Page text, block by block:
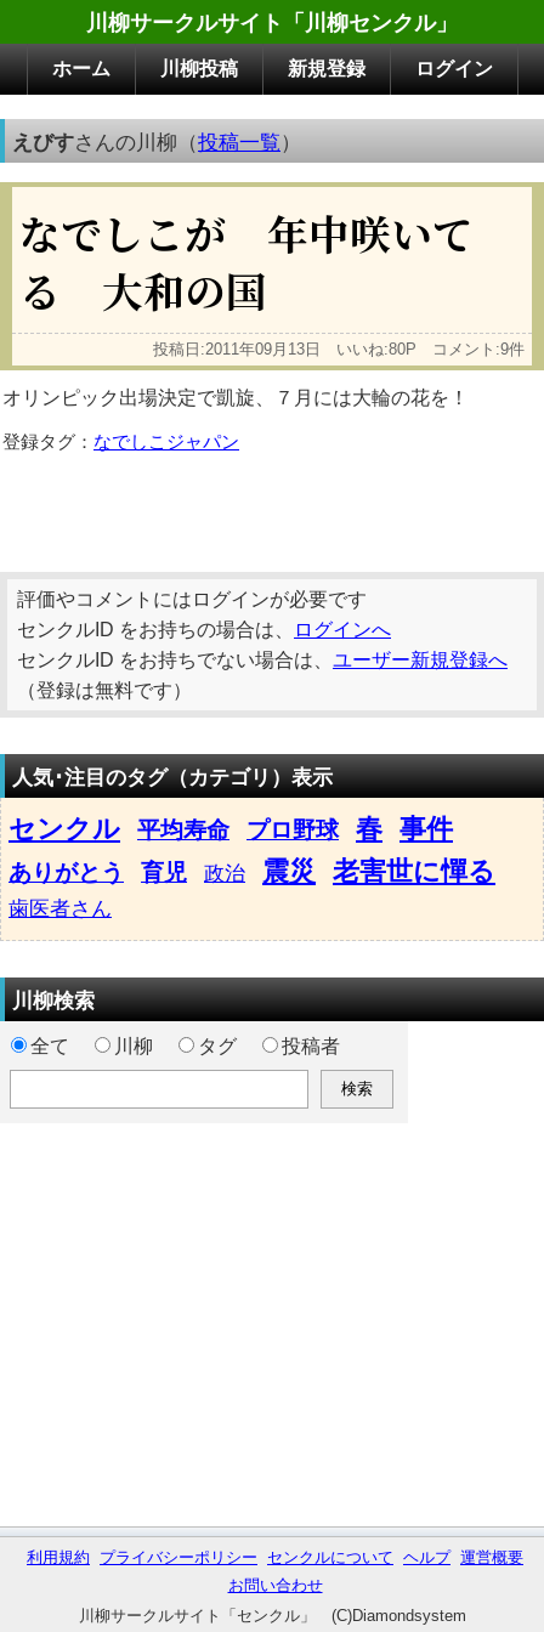
川柳サークルサイト「川柳センクル」
ホーム 川柳投稿 新規登録 ログイン
えびすさんの川柳（投稿一覧）
なでしこが 年中咲いて
る 大和の国
投稿日:2011年09月13日 いいね:80P コメント:9件
オリンピック出場決定で凱旋、７月には大輪の花を！
登録タグ： なでしこジャパン
評価やコメントにはログインが必要です
センクルID をお持ちの場合は、
ログインへ
センクルID をお持ちでない場合は、 ユーザー新規登録へ
（登録は無料です）
人気･注目のタグ（カテゴリ）表示
センクル 平均寿命 プロ野球 春 事件
ありがとう 育児 政治 震災 老害世に憚る
歯医者さん
川柳検索
全て 川柳 タグ 投稿者
利用規約 プライバシーポリシー センクルについて ヘルプ 運営概要
お問い合わせ
川柳サークルサイト「センクル」 (C)Diamondsystem